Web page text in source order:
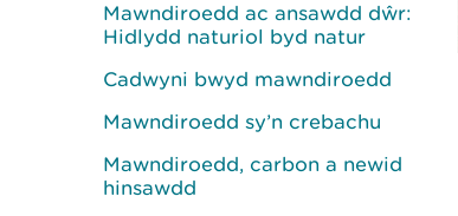
Mawndiroedd ac ansawdd dŵr:
Hidlydd naturiol byd natur
Cadwyni bwyd mawndiroedd
Mawndiroedd sy’n crebachu
Mawndiroedd, carbon a newid
hinsawdd